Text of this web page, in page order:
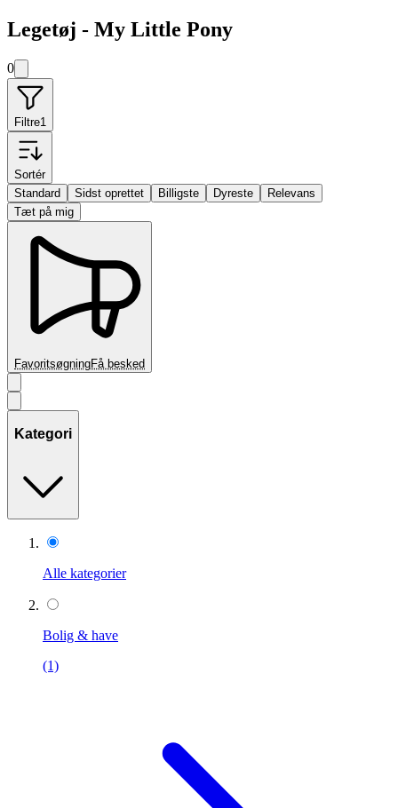
Legetøj - My Little Pony
0
Filtre1
Sortér
Standard
Sidst oprettet Billigste Dyreste
Relevans
Tæt på mig
FavoritsøgningFå besked
Kategori
Alle kategorier
Bolig & have
(1)